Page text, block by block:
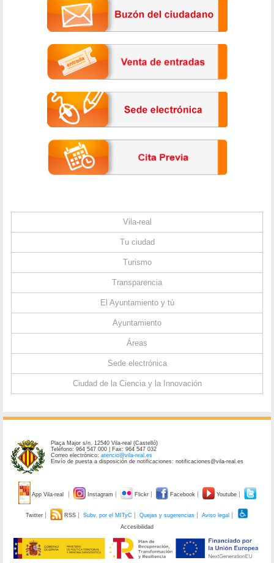
Vila-real
Tu ciudad
Turismo
Transparencia
El Ayuntamiento y tú
Ayuntamiento
Áreas
Sede electrónica
Ciudad de la Ciencia y la Innovación
Plaça Major s/n. 12540 Vila-real (Castelló)
Teléfono: 964 547 000 | Fax: 964 547 032
Correo electrónico:atencio@vila-real.es
Envío de puesta a disposición de notificaciones: notificaciones@vila-real.es
App Vila-real Instagram Flickr Facebook Youtube
Twitter RSS Subv. por el MITyC Quejas y sugerencias
Aviso legal
Accesibilidad